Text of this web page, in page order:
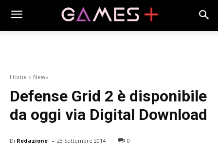
Home News
Defense Grid 2 è disponibile
da oggi via Digital Download
Di Redazione - 23 Settembre 2014 0